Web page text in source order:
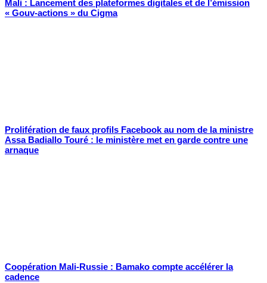
Mali : Lancement des plateformes digitales et de l’émission
« Gouv-actions » du Cigma
Prolifération de faux profils Facebook au nom de la ministre
Assa Badiallo Touré : le ministère met en garde contre une
arnaque
Coopération Mali-Russie : Bamako compte accélérer la
cadence